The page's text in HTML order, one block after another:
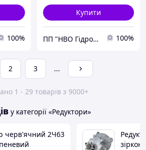
100%
Купити
ПП "НВО Гідромаш-1" 100%
2 3 ...
1 - 29 товарів з 9000+
у категорії «Редуктори»
черв'ячний 2Ч63